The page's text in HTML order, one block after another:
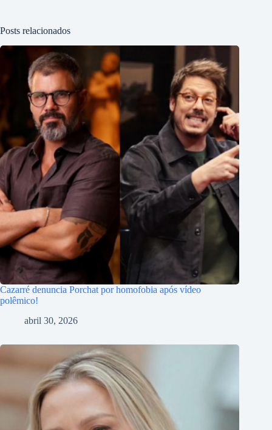
Posts relacionados
Cazarré denuncia Porchat por homofobia após vídeo
polêmico!
abril 30, 2026